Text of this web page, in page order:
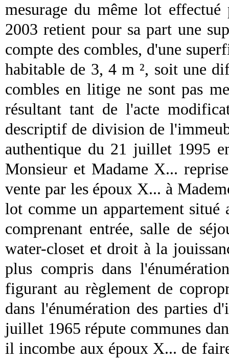
mesurage du même lot
2003 retient pour sa part une
compte des combles, d'une
habitable de 3, 4 m ², soit une
combles en litige ne sont pas
résultant tant de l'acte
descriptif de division de
authentique du 21 juillet 1995
Monsieur et Madame X...
vente par les époux X... à
lot comme un appartement situé
comprenant entrée, salle de
water-closet et droit à la
plus compris dans
figurant au règlement de
dans l'énumération des parties
juillet 1965 répute communes
il incombe aux époux X... de